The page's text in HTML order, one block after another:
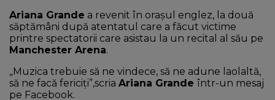
NEWS
CONTUL MEU
Ariana Grande a revenit în oraşul englez, la două
săptămâni după atentatul care a făcut victime
printre spectatorii care asistau la un recital al său pe
Manchester Arena.
„Muzica trebuie să ne vindece, să ne adune laolaltă,
să ne facă fericiți”,scria Ariana Grande într-un mesaj
pe Facebook.